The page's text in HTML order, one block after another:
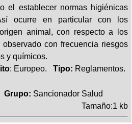
el establecer normas higiénicas
ocurre en particular con los
animal, con respecto a los
con frecuencia riesgos
y químicos.
: Europeo. Tipo: Reglamentos.
Grupo: Sancionador Salud
Tamaño:1 kb